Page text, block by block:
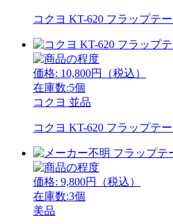
コクヨ KT-620 フラップテ
価格: 10,800円（税込）
在庫数:5個
コクヨ 並品
コクヨ KT-620 フラップテ
価格: 9,800円（税込）
在庫数:3個
美品